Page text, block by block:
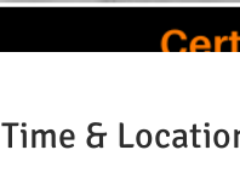
Time &